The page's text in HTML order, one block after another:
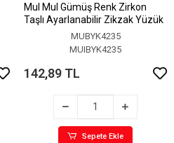
MuI MuI Gümüş Renk Zirkon
Taşlı Ayarlanabilir Zikzak Yüzük
MUBYK4235
MUIBYK4235
142,89 TL
Sepete Ekle